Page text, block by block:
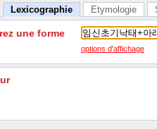
Lexicographie Etymologie
une forme
options d'affichage